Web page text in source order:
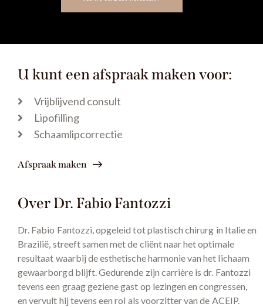
U kunt een afspraak maken voor:
Vrijblijvend consult
Lipofilling
Schaamlipcorrectie
Afspraak maken
Over Dr. Fabio Fantozzi
Dr. Fabio Fantozzi, opgeleid tot plastisch chirurg in Italie en
Brazilië, streeft samen met de cliënt naar het optimale
resultaat waarbij de esthetische harmonie van het lichaam
gewaarborgd blijft. Gedurende zijn carrière is dr. Fantozzi
tevens een graag geziene gast op lezingen en congressen,
en vervult hij tevens een rol als voorzitter van de ACEIP.